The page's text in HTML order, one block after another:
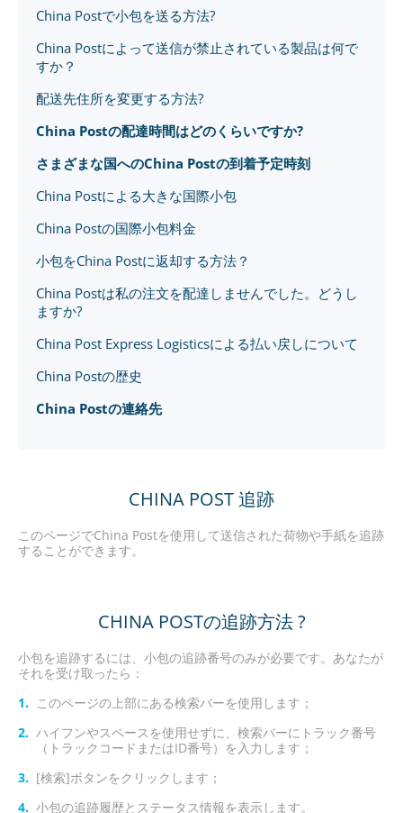
China Postで小包を送る方法?
China Postによって送信が禁止されている製品は何で
すか？
配送先住所を変更する方法?
China Postの配達時間はどのくらいですか?
さまざまな国へのChina Postの到着予定時刻
China Postによる大きな国際小包
China Postの国際小包料金
小包をChina Postに返却する方法？
China Postは私の注文を配達しませんでした。どうし
ますか?
China Post Express Logisticsによる払い戻しについて
China Postの歴史
China Postの連絡先
CHINA POST 追跡
このページでChina Postを使用して送信された荷物や手紙を追跡
することができます。
CHINA POSTの追跡方法 ?
小包を追跡するには、小包の追跡番号のみが必要です。あなたが
それを受け取ったら：
このページの上部にある検索バーを使用します；
ハイフンやスペースを使用せずに、検索バーにトラック番号
（トラックコードまたはID番号）を入力します；
[検索]ボタンをクリックします；
小包の追跡履歴とステータス情報を表示します。